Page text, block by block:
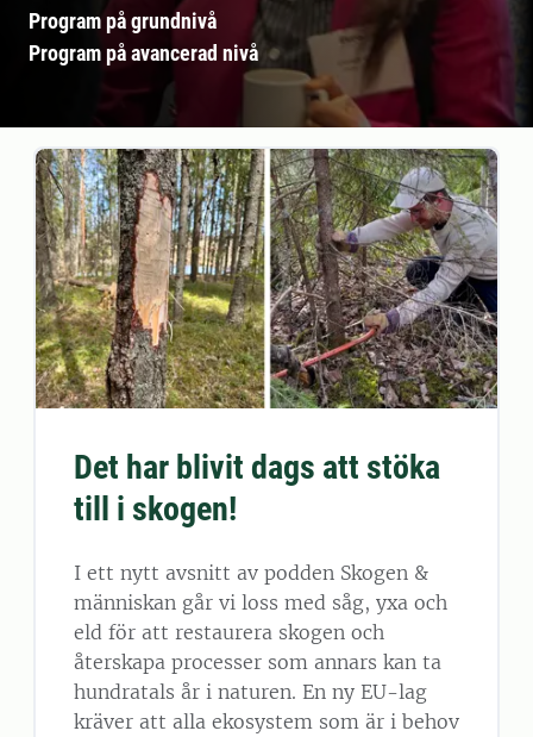
Program på grundnivå
Program på avancerad nivå
Det har blivit dags att stöka
till i skogen!
I ett nytt avsnitt av podden Skogen &
människan går vi loss med såg, yxa och
eld för att restaurera skogen och
återskapa processer som annars kan ta
hundratals år i naturen. En ny EU-lag
kräver att alla ekosystem som är i behov